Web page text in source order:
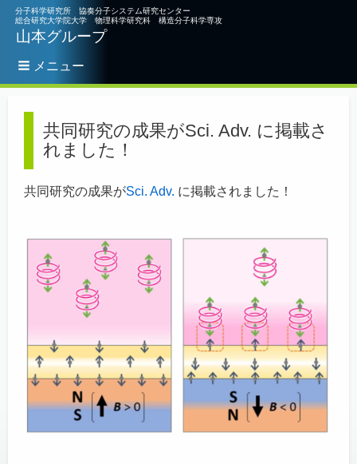
分子科学研究所 協奏分子システム研究センター
総合研究大学院大学 物理科学研究科 構造分子科学専攻
山本グループ
メニュー
共同研究の成果がSci. Adv. に掲載さ
れました！
共同研究の成果がSci. Adv. に掲載されました！